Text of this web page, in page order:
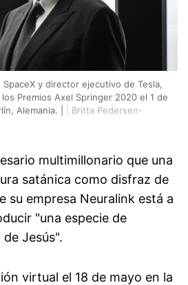
y director ejecutivo de Tesla,
Premios Axel Springer 2020 el 1 de
Alemania. |
Britta Pedersen-
multimillonario que una
satánica como disfraz de
su empresa Neuralink está a
"una especie de
Jesús".
virtual el 18 de mayo en la